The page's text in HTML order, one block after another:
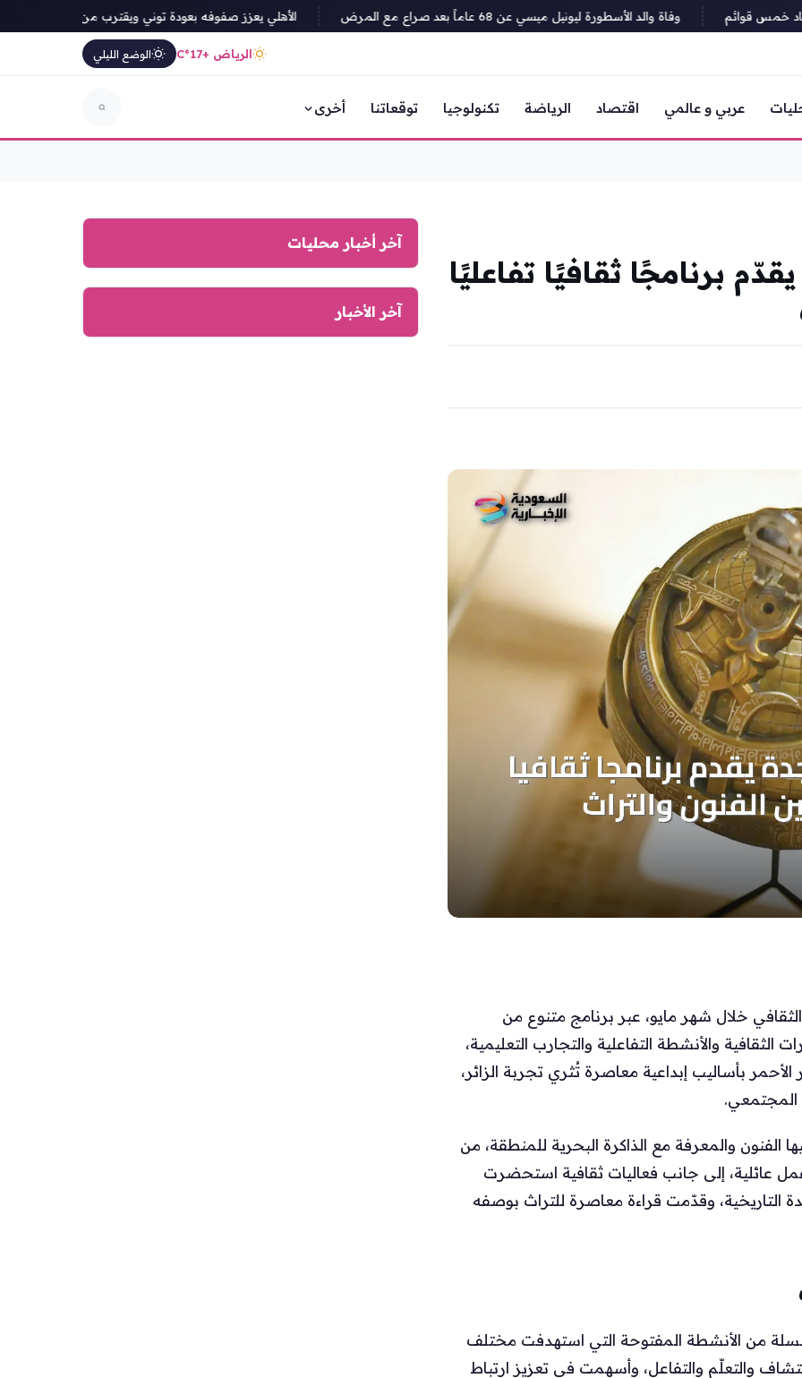
خمس قوائم وفاة والد الأسطورة ليونيل ميسي عن 68 عاماً بعد صراع مع المرض الأهلي يعزز صفوفه بعودة توني ويقترب من ضم بابي جايي
الرياض +17°C الوضع الليلي
عربي و عالمي اقتصاد الرياضة تكنولوجيا توقعاتنا أخرى
برنامجًا ثقافيًا تفاعليًا
خلال شهر مايو، عبر برنامج متنوع من
الثقافية والأنشطة التفاعلية والتجارب التعليمية،
بأساليب إبداعية معاصرة تُثري تجربة الزائر،
المجتمعي.
والمعرفة مع الذاكرة البحرية للمنطقة، من
إلى جانب فعاليات ثقافية استحضرت
التاريخية، وقدّمت قراءة معاصرة للتراث بوصفه
من الأنشطة المفتوحة التي استهدفت مختلف
والتعلّم والتفاعل، وأسهمت في تعزيز ارتباط
آخر أخبار محليات
آخر الأخبار